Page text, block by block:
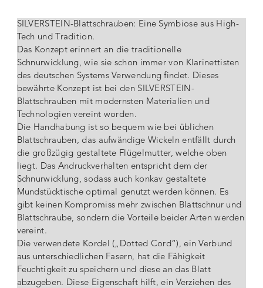
SILVERSTEIN-Blattschrauben: Eine Symbiose aus High-
Tech und Tradition.
Das Konzept erinnert an die traditionelle
Schnurwicklung, wie sie schon immer von Klarinettisten
des deutschen Systems Verwendung findet. Dieses
bewährte Konzept ist bei den SILVERSTEIN-
Blattschrauben mit modernsten Materialien und
Technologien vereint worden.
Die Handhabung ist so bequem wie bei üblichen
Blattschrauben, das aufwändige Wickeln entfällt durch
die großzügig gestaltete Flügelmutter, welche oben
liegt. Das Andruckverhalten entspricht dem der
Schnurwicklung, sodass auch konkav gestaltete
Mundstücktische optimal genutzt werden können. Es
gibt keinen Kompromiss mehr zwischen Blattschnur und
Blattschraube, sondern die Vorteile beider Arten werden
vereint.
Die verwendete Kordel („Dotted Cord“), ein Verbund
aus unterschiedlichen Fasern, hat die Fähigkeit
Feuchtigkeit zu speichern und diese an das Blatt
abzugeben. Diese Eigenschaft hilft, ein Verziehen des